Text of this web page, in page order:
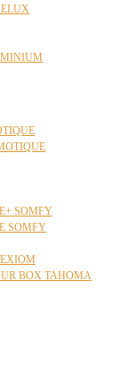
SOMFY
SOMFY
BOX TAHOMA